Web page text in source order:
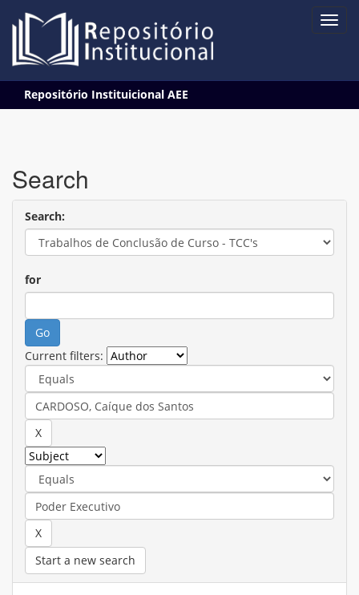
navigation
Repositório Instituicional AEE
Search
Search:
for
Current filters:
Start a new search